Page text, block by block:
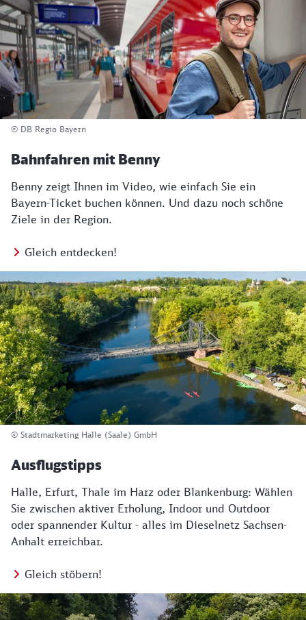
© DB Regio Bayern
Bahnfahren mit Benny
Benny zeigt Ihnen im Video, wie einfach Sie ein
Bayern-Ticket buchen können. Und dazu noch schöne
Ziele in der Region.
Gleich entdecken!
© Stadtmarketing Halle (Saale) GmbH
Ausflugstipps
Halle, Erfurt, Thale im Harz oder Blankenburg: Wählen
Sie zwischen aktiver Erholung, Indoor und Outdoor
oder spannender Kultur - alles im Dieselnetz Sachsen-
Anhalt erreichbar.
Gleich stöbern!